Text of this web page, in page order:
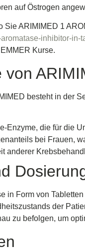
auf Östrogen
Sie ARIMIMED 1
inhibitor-in-
Kurse.
besteht in der
Enzyme, die für die
bei Frauen,
anderer
in Form von
der
zu befolgen, um